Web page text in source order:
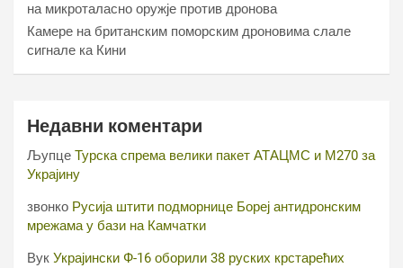
на микроталасно оружје против дронова
Камере на британским поморским дроновима слале
сигнале ка Кини
Недавни коментари
Љупце Турска спрема велики пакет АТАЦМС и М270 за
Украјину
звонко Русија штити подморнице Бореј антидронским
мрежама у бази на Камчатки
Вук Украјински Ф-16 оборили 38 руских крстарећих